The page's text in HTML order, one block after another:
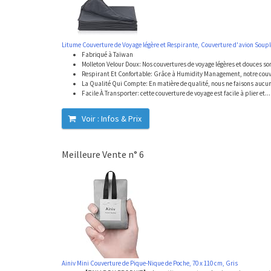
Litume Couverture de Voyage légère et Respirante, Couverture d'avion
Fabriqué à Taïwan
Molleton Velour Doux: Nos couvertures de voyage légères et douces
Respirant Et Confortable: Grâce à Humidity Management, notre
La Qualité Qui Compte: En matière de qualité, nous ne faisons
Facile À Transporter: cette couverture de voyage est facile à plier et...
Voir : Infos & Prix
Meilleure Vente n° 6
Ainiv Mini Couverture de Pique-Nique de Poche, 70 x 110 cm, Gris